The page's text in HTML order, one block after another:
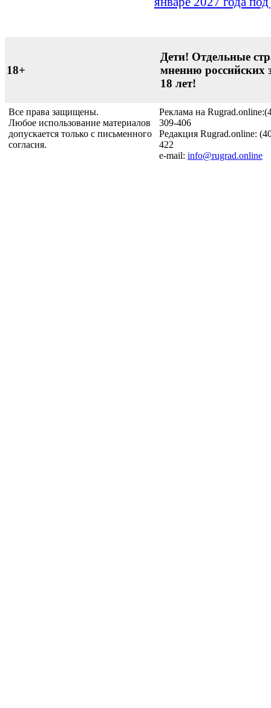
18+
Дети! Отдельные
мнению российских
18 лет!
Все права защищены.
Любое использование материалов
допускается только с письменного
согласия.
Реклама на
309-406
Редакция Rugrad.online:
422
e-mail: info@rugrad.online